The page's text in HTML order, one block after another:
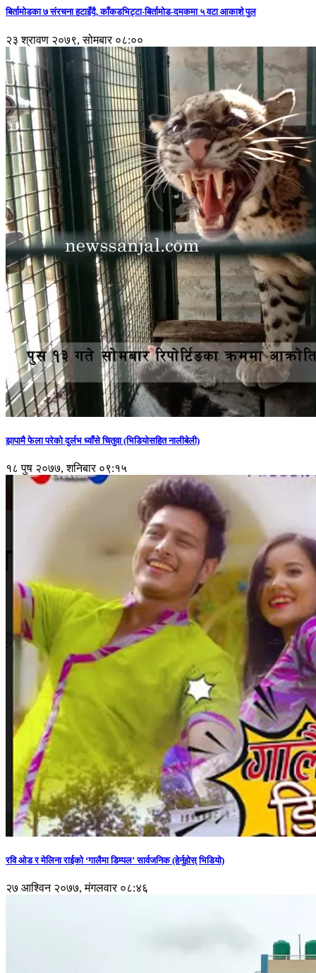
बिर्तामोडका ७ संरचना हटाइँदै, काँकडभिट्टा-बिर्तामोड-दमकमा ५ वटा आकाशे पुल
२३ श्रावण २०७९, सोमबार ०८:००
झापामै फेला परेको दुर्लभ ध्वाँसे चितुवा (भिडियोसहित नालीबेली)
१८ पुष २०७७, शनिबार ०९:१५
रवि ओड र मेलिना राईको ‘गालैमा डिम्पल’ सार्वजनिक (हेर्नुहोस् भिडियो)
२७ आश्विन २०७७, मंगलवार ०८:४६